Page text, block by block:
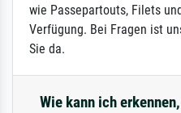
wie Passepartouts, Filets
Verfügung. Bei Fragen ist
Sie da.
Wie kann ich